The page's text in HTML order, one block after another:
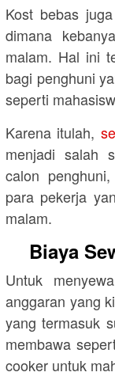
Kost bebas
dimana
malam. Hal ini
bagi penghuni
seperti
Karena itulah,
menjadi salah
calon
para pekerja
malam.
Biaya
Untuk
anggaran yang
yang termasuk
membawa
cooker untuk